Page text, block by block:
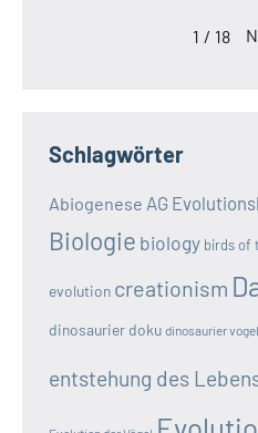
1 / 18
Schlagwörter
Abiogenese AG
Biologie biology birds of
evolution creationism
dinosaurier doku dinosaurier vogel
entstehung des